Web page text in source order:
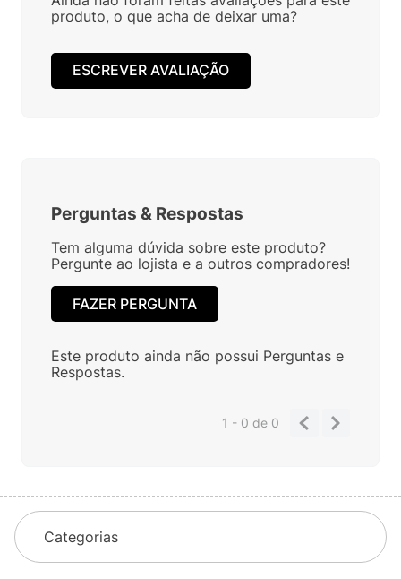
produto, o que acha de deixar uma?
ESCREVER AVALIAÇÃO
Perguntas & Respostas
Tem alguma dúvida sobre este produto?
Pergunte ao lojista e a outros compradores!
FAZER PERGUNTA
Este produto ainda não possui Perguntas e
Respostas.
1 - 0de 0
Categorias